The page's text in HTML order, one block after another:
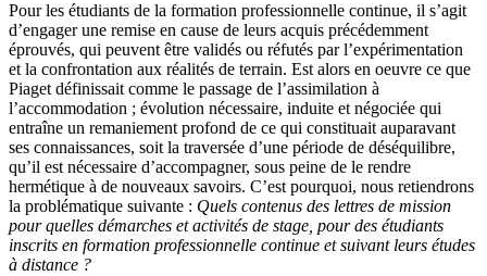
Pour les étudiants de la formation professionnelle continue, il s’agit
d’engager une remise en cause de leurs acquis précédemment
éprouvés, qui peuvent être validés ou réfutés par l’expérimentation
et la confrontation aux réalités de terrain. Est alors en oeuvre ce que
Piaget définissait comme le passage de l’assimilation à
l’accommodation ; évolution nécessaire, induite et négociée qui
entraîne un remaniement profond de ce qui constituait auparavant
ses connaissances, soit la traversée d’une période de déséquilibre,
qu’il est nécessaire d’accompagner, sous peine de le rendre
hermétique à de nouveaux savoirs. C’est pourquoi, nous retiendrons
la problématique suivante : Quels contenus des lettres de mission
pour quelles démarches et activités de stage, pour des étudiants
inscrits en formation professionnelle continue et suivant leurs études
à distance ?